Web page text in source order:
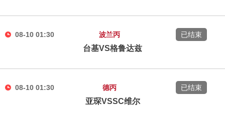
08-10 01:30 波兰丙
台基VS格鲁达兹
已结束
08-10 01:30 德丙
亚琛VSSC维尔
已结束